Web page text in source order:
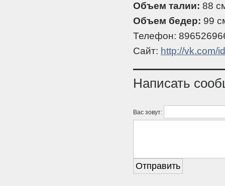
Объем талии: 88
Объем бедер: 99
Телефон:
Сайт: http://vk.com/
Написать
Вас зовут: